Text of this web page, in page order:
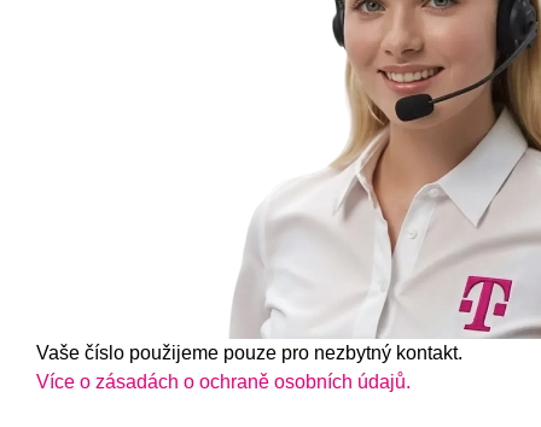
Vaše číslo použijeme pouze pro nezbytný kontakt.
Více o zásadách o ochraně osobních údajů.